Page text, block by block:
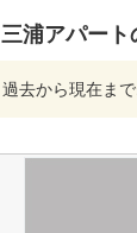
三浦アパート
過去から現在ま